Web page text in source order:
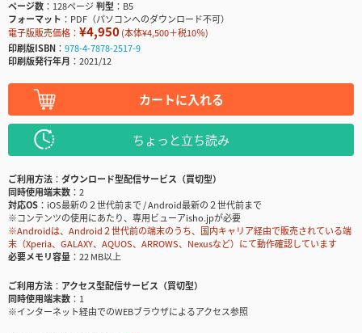
ページ数
128ページ判型
B5
フォーマット
PDF（パソコンへのダウンロード不可）
電子版販売価格： ¥4,950(本体¥4,500＋税10％)
印刷版ISBN
978-4-7878-2517-9
印刷版発行年月
2021/12
カートに入れる
ちょっと立ち読み
ご利用方法
ダウンロード型配信サービス（買切型）
同時使用端末数
2
対応OS
iOS最新の２世代前まで / Android最新の２世代前まで
※コンテンツの使用にあたり、専用ビューアisho.jpが必要
※Androidは、Android２世代前の端末のうち、国内キャリア経由で販売されている端
末（Xperia、GALAXY、AQUOS、ARROWS、Nexusなど）にて動作確認しています
必要メモリ容量
22 MB以上
ご利用方法
アクセス型配信サービス（買切型）
同時使用端末数
1
※インターネット経由でのWEBブラウザによるアクセス参照